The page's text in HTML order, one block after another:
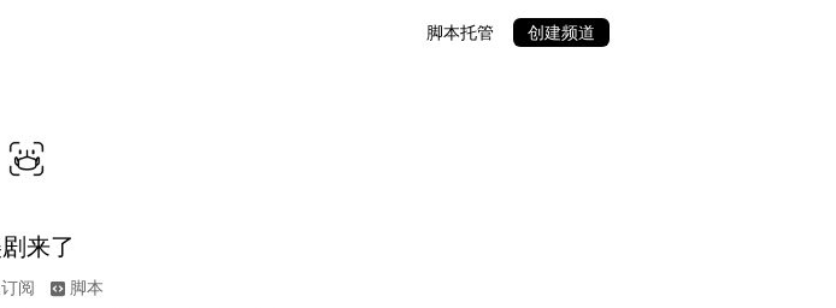
脚本托管 创建频道
来了
订阅 脚本